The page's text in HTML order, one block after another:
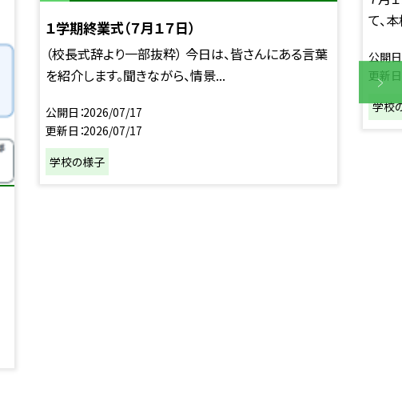
１学期終業式（７月１７日）
（校長式辞より一部抜粋） 今日は、皆さんにある言葉
を紹介します。聞きながら、情景...
公開日 2026/07/17
更新日 2026/07/17
学校の様子
て、
公開日
更新日
学校